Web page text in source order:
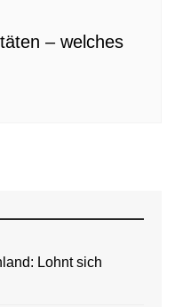
– welches
Lohnt sich